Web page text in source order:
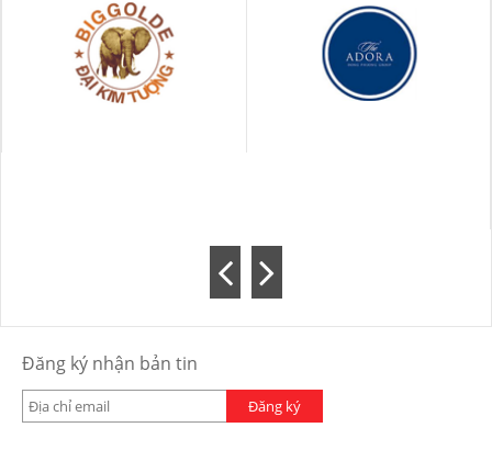
Đăng ký nhận bản tin
Đăng ký